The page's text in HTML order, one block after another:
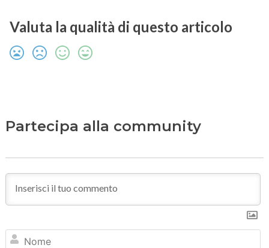
Valuta la qualità di questo articolo
Partecipa alla community